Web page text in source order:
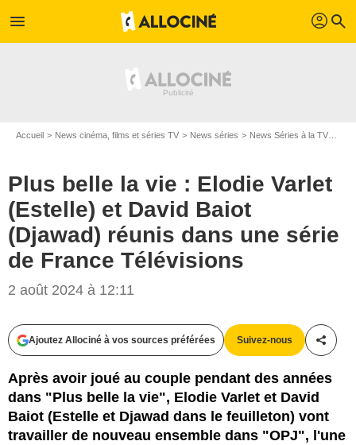
menu profil search
Accueil News cinéma, films et séries TV News séries News Séries à la TV
Plus belle la vie : Elodie Varlet
(Estelle) et David Baiot
(Djawad) réunis dans une série
de France Télévisions
2 août 2024 à 12:11
Ajoutez Allociné à vos sources préférées Suivez-nous
Après avoir joué au couple pendant des années
dans "Plus belle la vie", Elodie Varlet et David
Baiot (Estelle et Djawad dans le feuilleton) vont
travailler de nouveau ensemble dans "OPJ", l'une